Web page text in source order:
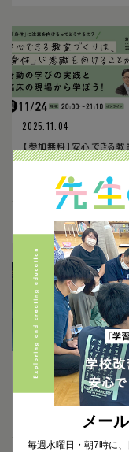
2025.11.04
【参加無料】安心できる教
りは、「身体」に意識を向
の現場から学ぼう！
2025.08.12
挑戦する先生は、一人じ
教育の未来に火を灯す冒
コミュニティ「ASPARK
e」、始動。＜PR＞メー
毎週水曜日・朝7時に